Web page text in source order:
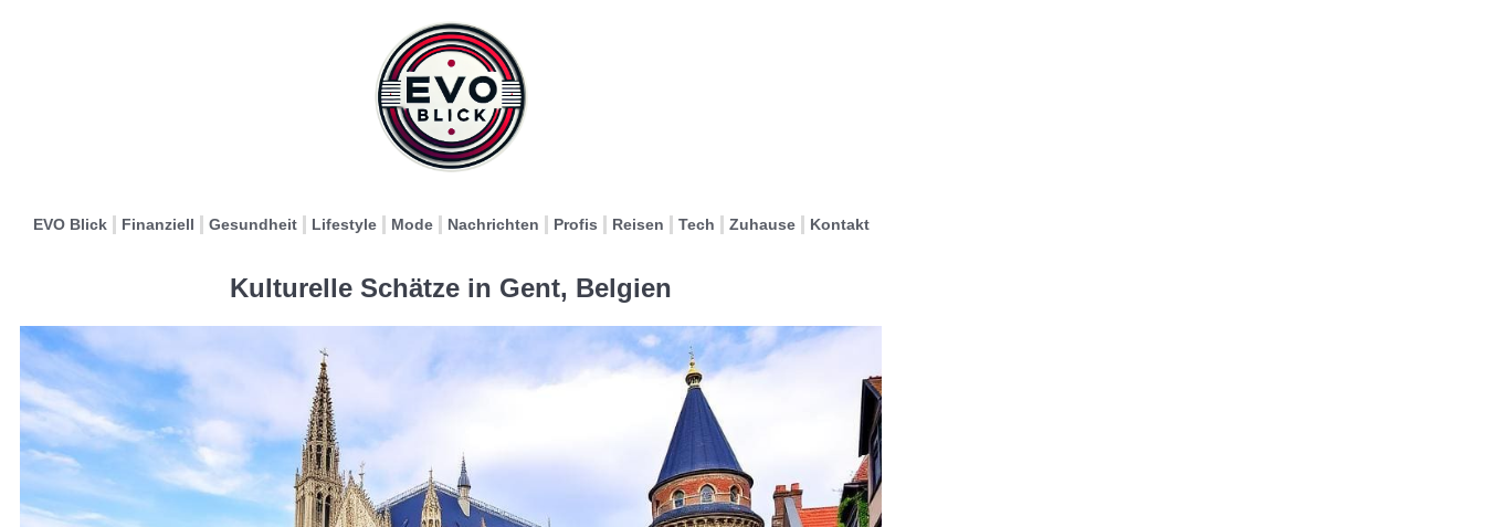
EVO Blick Finanziell Gesundheit Lifestyle Mode Nachrichten Profis Reisen Tech Zuhause Kontakt
Kulturelle Schätze in Gent, Belgien